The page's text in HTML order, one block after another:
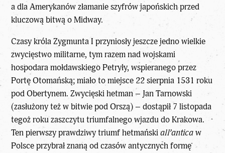
a dla Amerykanów złamanie szyfrów japońskich przed
kluczową bitwą o Midway.
Czasy króla Zygmunta I przyniosły jeszcze jedno wielkie
zwycięstwo militarne, tym razem nad wojskami
hospodara mołdawskiego Petryły, wspieranego przez
Portę Otomańską; miało to miejsce 22 sierpnia 1531 roku
pod Obertynem. Zwycięski hetman – Jan Tarnowski
(zasłużony też w bitwie pod Orszą) – dostąpił 7 listopada
tegoż roku zaszczytu triumfalnego wjazdu do Krakowa.
Ten pierwszy prawdziwy triumf hetmańskiall’anticaw
Polsce przybrał znaną od czasów antycznych formę